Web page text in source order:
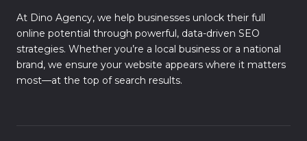
At Dino Agency, we help businesses unlock their full
online potential through powerful, data-driven SEO
strategies. Whether you’re a local business or a national
brand, we ensure your website appears where it matters
most—at the top of search results.